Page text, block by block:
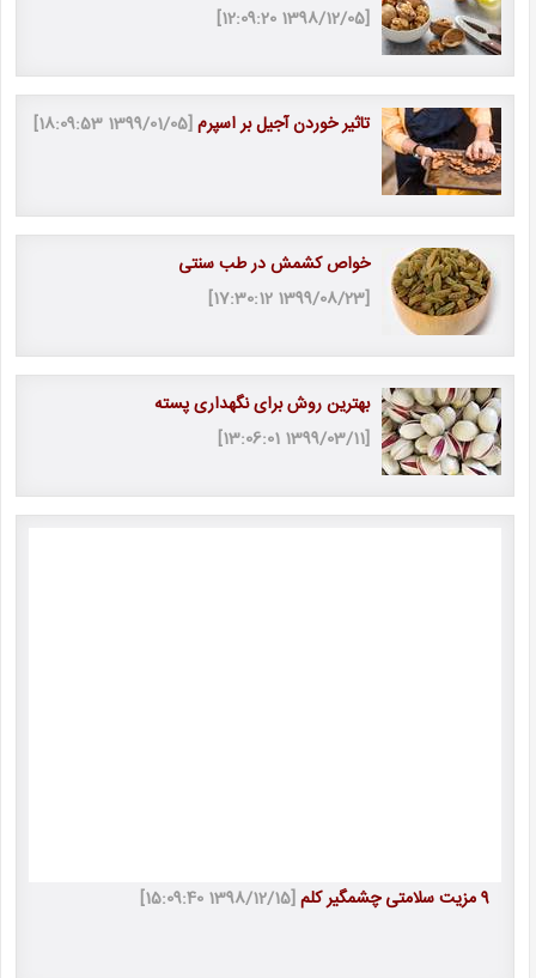
[1398/12/05 12:09:20]
تاثیر خوردن آجیل بر اسپرم[1399/01/05 18:09:53]
خواص کشمش در طب سنتی
[1399/08/23 17:30:12]
بهترین روش برای نگهداری پسته
[1399/03/11 13:06:01]
9 مزیت سلامتی چشمگیر کلم [1398/12/15 15:09:40]